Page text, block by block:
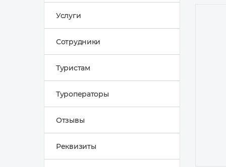
Услуги
Сотрудники
Туристам
Туроператоры
Отзывы
Реквизиты